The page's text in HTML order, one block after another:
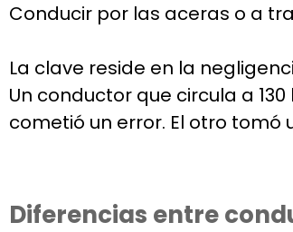
Conducir por las aceras o a
La clave reside en la
Un conductor que circula a
cometió un error. El otro tomó
Diferencias entre